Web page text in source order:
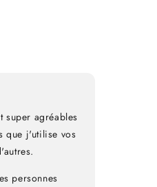
super agréables
que j'utilise vos
personnes